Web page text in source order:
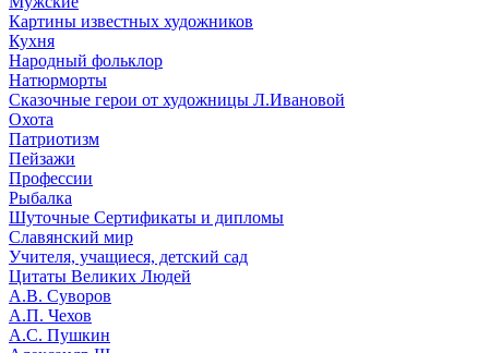
Картины известных художников
Кухня
Народный фольклор
Натюрморты
Сказочные герои от художницы Л.Ивановой
Охота
Патриотизм
Пейзажи
Профессии
Рыбалка
Шуточные Сертификаты и дипломы
Славянский мир
Учителя, учащиеся, детский сад
Цитаты Великих Людей
А.В. Суворов
А.П. Чехов
А.С. Пушкин